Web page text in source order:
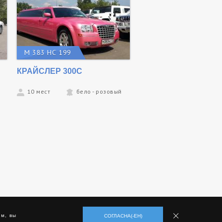
М 383 НС 199
КРАЙСЛЕР 300C
10 мест бело - розовый
вы
СОГЛАСНА(-ЕН)